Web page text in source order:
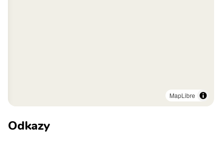
MapLibre
Odkazy